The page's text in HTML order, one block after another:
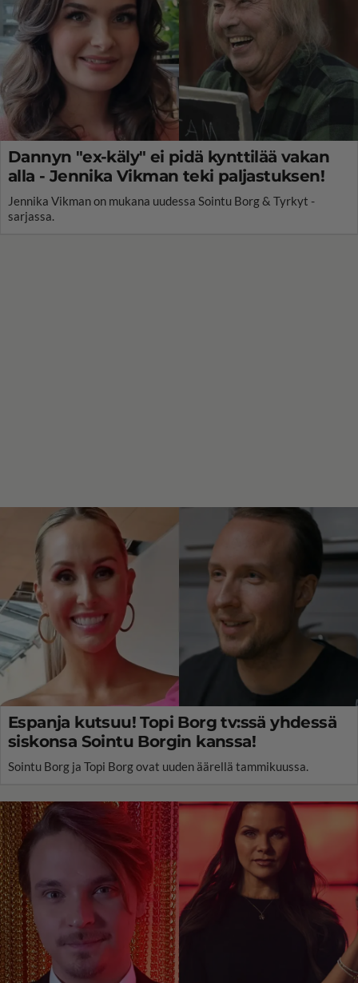
Dannyn "ex-käly" ei pidä kynttilää vakan
alla - Jennika Vikman teki paljastuksen!
Jennika Vikman on mukana uudessa Sointu Borg & Tyrkyt -
sarjassa.
Espanja kutsuu! Topi Borg tv:ssä yhdessä
siskonsa Sointu Borgin kanssa!
Sointu Borg ja Topi Borg ovat uuden äärellä tammikuussa.